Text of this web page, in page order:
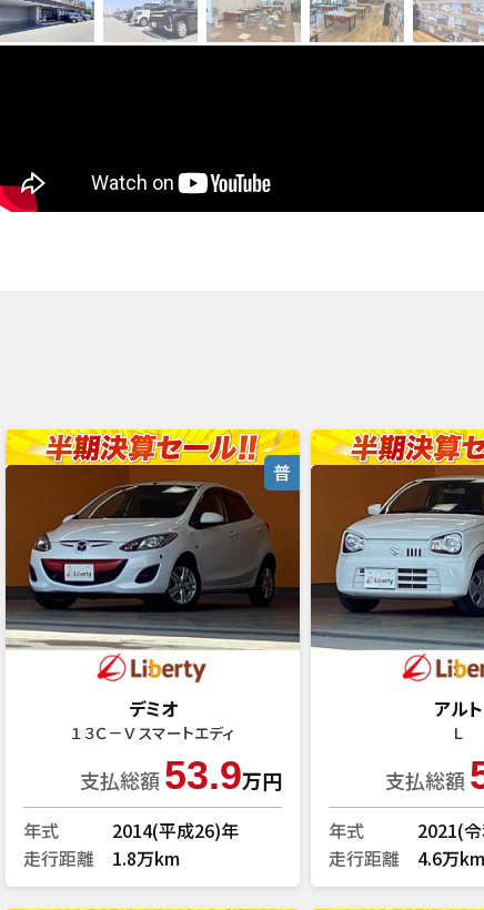
普
デミオ
１３Ｃ－Ｖ スマートエディ
支払総額 53.9万円
年式
2014(平成26)年
走行距離
1.8万km
アルト
Ｌ
支払総額
年式
2021(
走行距離
4.6万km